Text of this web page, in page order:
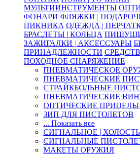
МУЛЬТИИНСТРУМЕНТЫ
ФОНАРИ ФЛЯЖКИ |
ПИКНИКА ОДЕЖДА |
БРАСЛЕТЫ | КОЛЬЦА
ЗАЖИГАЛКИ | АКСЕССУАРЫ
ПРИНАДЛЕЖНОСТИ
ПОХОДНОЕ СНАРЯЖЕНИЕ
ПНЕВМАТИЧЕСКОЕ
ПНЕВМАТИЧЕСКИЕ
СТРАЙКБОЛЬНЫЕ
ПНЕВМАТИЧЕСКИЕ
ОПТИЧЕСКИЕ ПРИЦЕЛЫ
ЗИП ДЛЯ ПИСТОЛЕТОВ
... Показать все
СИГНАЛЬНОЕ |
СИГНАЛЬНЫЕ
МАКЕТЫ ОРУЖИЯ